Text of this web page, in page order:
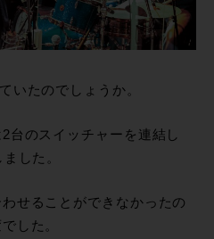
いたのでしょうか。
台のスイッチャーを連結し
した。
せることができなかったの
した。